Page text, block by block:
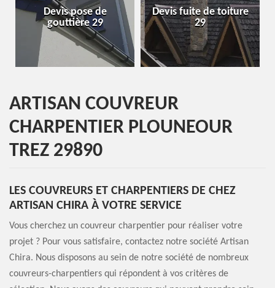
Devis pose de
gouttière 29
Devis fuite de toiture
29
ARTISAN COUVREUR
CHARPENTIER PLOUNEOUR
TREZ 29890
LES COUVREURS ET CHARPENTIERS DE CHEZ
ARTISAN CHIRA À VOTRE SERVICE
Vous cherchez un couvreur charpentier pour réaliser votre
projet ? Pour vous satisfaire, contactez notre société Artisan
Chira. Nous disposons au sein de notre société de nombreux
couvreurs-charpentiers qui répondent à vos critères de